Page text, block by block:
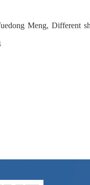
Meng, Different